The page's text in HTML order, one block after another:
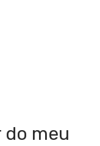
do meu